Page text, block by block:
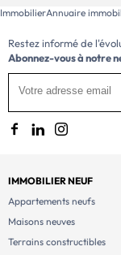
ImmobilierAnnuaire
Restez informé de
Abonnez-vous à notre
IMMOBILIER NEUF
Appartements neufs
Maisons neuves
Terrains constructibles